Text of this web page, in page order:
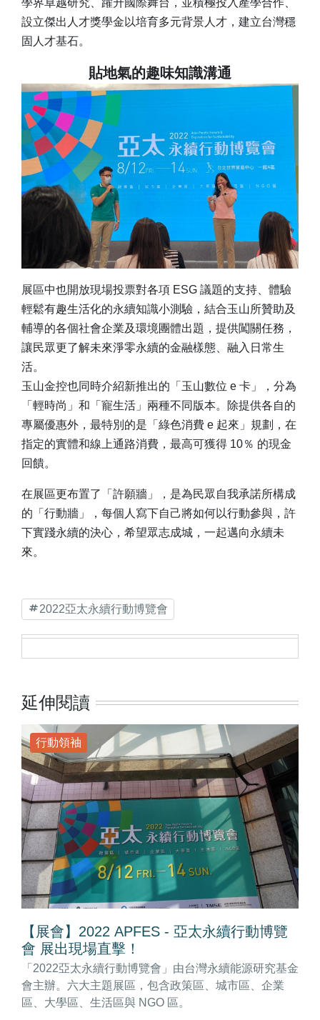
學界卓越研究、躍升國際舞台，並積極投入產學合作、
設立傑出人才獎學金以培育多元背景人才，建立台灣穩
固人才基石。
貼地氣的趣味知識溝通
展區中也開放現場投票對各項 ESG 議題的支持、體驗
輕鬆有趣生活化的永續知識小測驗，結合玉山所贊助及
輔導的各個社會企業及環境團體出題，提供闖關任務，
讓民眾更了解未來淨零永續的金融樣態、融入日常生
活。
玉山金控也同時介紹新推出的「玉山數位 e 卡」，分為
「輕時尚」和「寵生活」兩種不同版本。除提供各自的
專屬優惠外，最特別的是「綠色消費 e 起來」規劃，在
指定的實體和線上通路消費，最高可獲得 10％ 的現金
回饋。
在展區更布置了「許願牆」，是為民眾自我承諾所構成
的「行動牆」，每個人寫下自己將如何以行動參與，許
下實踐永續的決心，希望眾志成城，一起邁向永續未
來。
2022亞太永續行動博覽會
延伸閱讀
行動領袖
【展會】2022 APFES - 亞太永續行動博覽
會 展出現場直擊！
「2022亞太永續行動博覽會」由台灣永續能源研究基金
會主辦。六大主題展區，包含政策區、城市區、企業
區、大學區、生活區與 NGO 區。